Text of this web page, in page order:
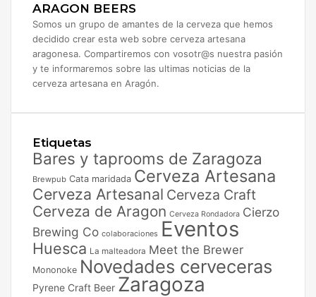
ARAGON BEERS
Somos un grupo de amantes de la cerveza que hemos
decidido crear esta web sobre cerveza artesana
aragonesa. Compartiremos con vosotr@s nuestra pasión
y te informaremos sobre las ultimas noticias de la
cerveza artesana en Aragón.
Etiquetas
Bares y taprooms de Zaragoza
Brewpub Cata maridada Cerveza Artesana
Cerveza Artesanal Cerveza Craft
Cerveza de Aragon Cerveza Rondadora Cierzo
Brewing Co colaboraciones Eventos
Huesca La malteadora Meet the Brewer
Mononoke Novedades cerveceras
Pyrene Craft Beer Zaragoza